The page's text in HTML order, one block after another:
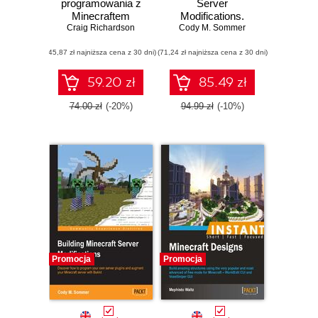
programowania z
Minecraftem
Craig Richardson
(45,87 zł najniższa cena z 30 dni)
59.20 zł
74.00 zł (-20%)
Server
Modifications.
Create and
very own Minecraft
server using Java
and the Spigot API
- Second Edition
Cody M. Sommer
(71,24 zł najniższa cena z 30 dni)
85.49 zł
94.99 zł (-10%)
Promocja Promocja